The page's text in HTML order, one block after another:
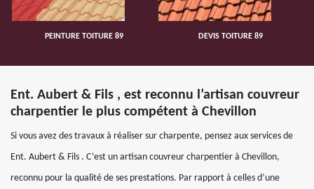
PEINTURE TOITURE 89 DEVIS TOITURE 89
Ent. Aubert & Fils , est reconnu l’artisan couvreur
charpentier le plus compétent à Chevillon
Si vous avez des travaux à réaliser sur charpente, pensez aux services de
Ent. Aubert & Fils . C’est un artisan couvreur charpentier à Chevillon,
reconnu pour la qualité de ses prestations. Par rapport à celles d’une